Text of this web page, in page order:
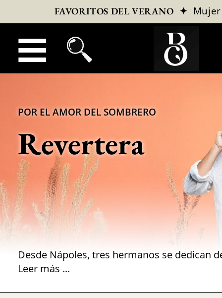
FAVORITOS DEL VERANO ✦ Mujer
POR EL AMOR DEL SOMBRERO
Revertera
Leer más ...